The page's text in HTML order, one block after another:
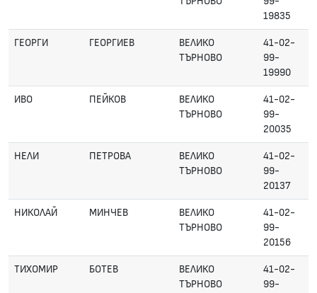
19835
ГЕОРГИ ГЕОРГИЕВ
ВЕЛИКО
ТЪРНОВО
41-02-
99-
19990
ИВО ПЕЙКОВ
ВЕЛИКО
ТЪРНОВО
41-02-
99-
20035
НЕЛИ ПЕТРОВА
ВЕЛИКО
ТЪРНОВО
41-02-
99-
20137
НИКОЛАЙ МИНЧЕВ
ВЕЛИКО
ТЪРНОВО
41-02-
99-
20156
ТИХОМИР БОТЕВ
ВЕЛИКО
ТЪРНОВО
41-02-
99-